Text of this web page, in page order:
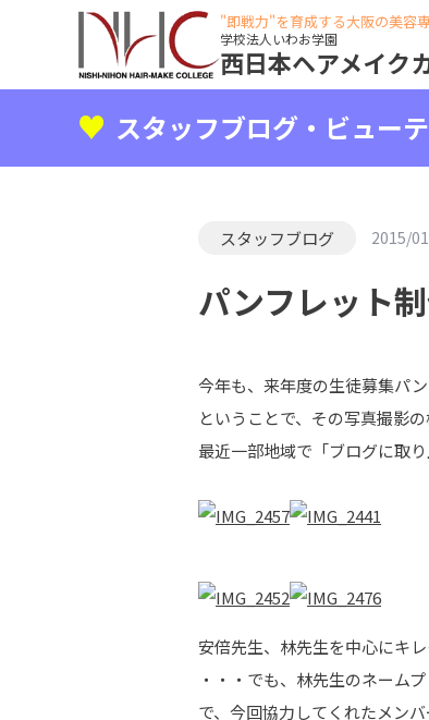
"即戦力"を育成する大阪の美容
学校法人いわお学園
西日本ヘアメイク
スタッフブログ・ビュー
スタッフブログ 2015/
パンフレット
今年も、来年度の生徒募集パ
ということで、その写真撮影
最近一部地域で「ブログに取
安倍先生、林先生を中心にキ
・・・でも、林先生のネーム
で、今回協力してくれたメンバ